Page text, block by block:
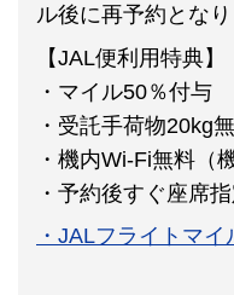
ル後に再予約となり
【JAL便利用特典】
・マイル50％付与
・受託手荷物20kg
・機内Wi-Fi無料（
・予約後すぐ座席
・JALフライトマ